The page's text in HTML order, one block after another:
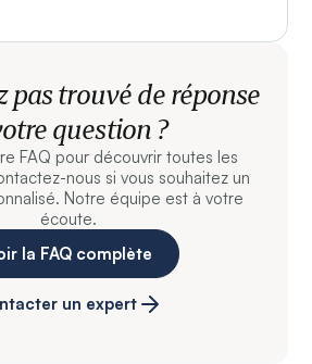
pas trouvé de réponse
question ?
FAQ pour découvrir toutes les
nous si vous souhaitez un
Notre équipe est à votre
écoute.
la FAQ complète
un expert